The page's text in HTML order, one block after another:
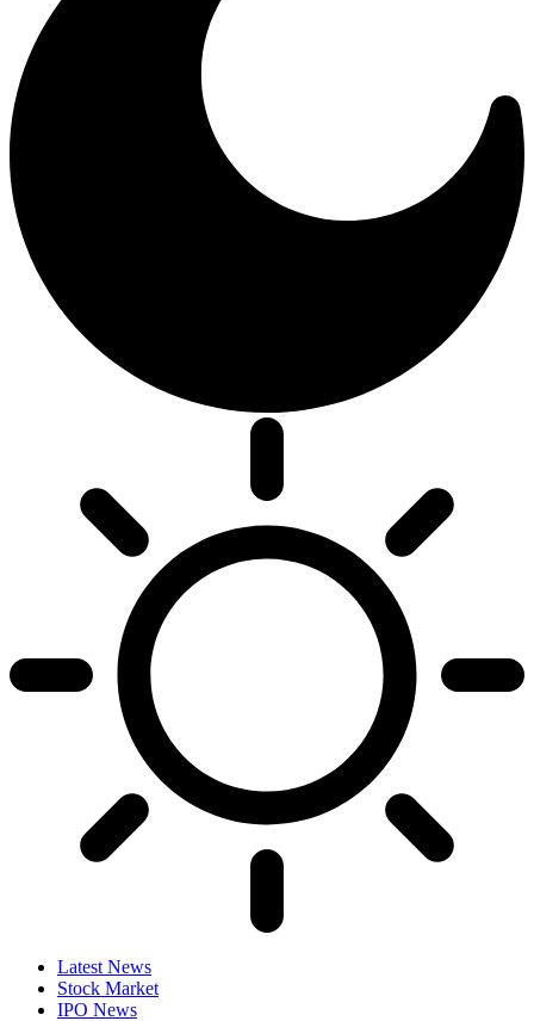
Latest News
Stock Market
IPO News